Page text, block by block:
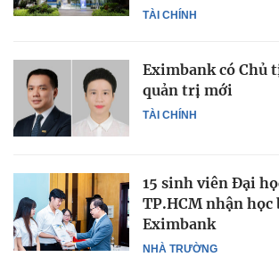
TÀI CHÍNH
TÀI CHÍNH
Eximbank có Chủ
quản trị mới
NHÀ TRƯỜNG
15 sinh viên Đại
TP.HCM nhận học
Eximbank